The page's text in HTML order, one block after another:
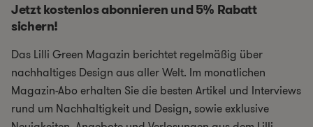
Jetzt kostenlos abonnieren und 5% Rabatt
sichern!
Das Lilli Green Magazin berichtet regelmäßig über
nachhaltiges Design aus aller Welt. Im monatlichen
Magazin-Abo erhalten Sie die besten Artikel und Interviews
rund um Nachhaltigkeit und Design, sowie exklusive